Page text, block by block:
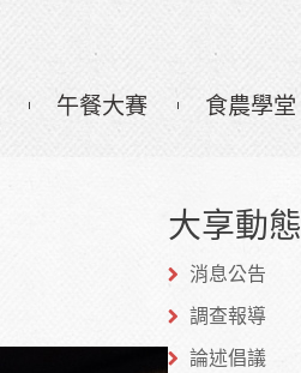
午餐大賽 食農學堂
大享動態
消息公告
調查報導
論述倡議